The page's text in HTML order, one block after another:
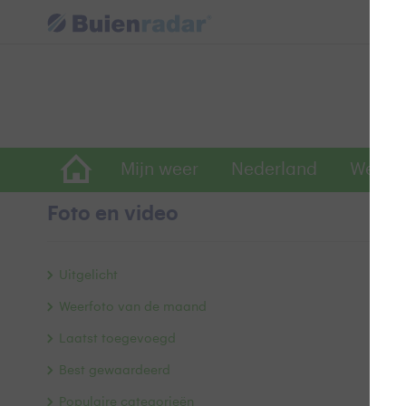
Mijn weer Nederland
Foto en video
Uitgelicht
Weerfoto van de maand
Laatst toegevoegd
Best gewaardeerd
Populaire categorieën